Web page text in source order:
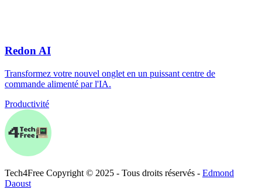
Redon AI
Transformez votre nouvel onglet en un puissant centre de
commande alimenté par l'IA.
Productivité
Tech4Free Copyright © 2025 - Tous droits réservés - Edmond
Daoust